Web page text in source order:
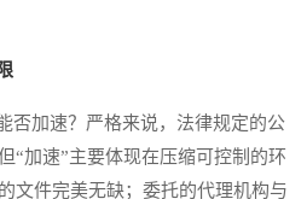
加速？严格来说，法律规定的公
“加速”主要体现在压缩可控制的环
文件完美无缺；委托的代理机构与